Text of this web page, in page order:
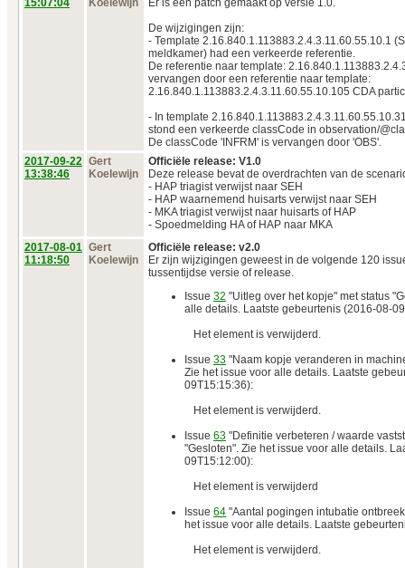
15:07:04 Koelewijn
Er is een patch gemaakt op versie 1.0.
De wijzigingen zijn:
- Template 2.16.840.1.113883.2.4.3.11.60.55.10.1
meldkamer) had een verkeerde referentie.
De referentie naar template:
vervangen door een referentie naar template:
2.16.840.1.113883.2.4.3.11.60.55.10.105 CDA
- In template
stond een verkeerde classCode in observation/
De classCode 'INFRM' is vervangen door 'OBS'.
2017‑09‑22
13:38:46
Gert
Koelewijn
Officiële release: V1.0
Deze release bevat de overdrachten van de
- HAP triagist verwijst naar SEH
- HAP waarnemend huisarts verwijst naar SEH
- MKA triagist verwijst naar huisarts of HAP
- Spoedmelding HA of HAP naar MKA
2017‑08‑01
11:18:50
Gert
Koelewijn
Officiële release: v2.0
Er zijn wijzigingen geweest in de volgende 120
tussentijdse versie of release.
Issue 32 "Uitleg over het kopje" met status
alle details. Laatste gebeurtenis (2016-08-
Het element is verwijderd.
Issue 33 "Naam kopje veranderen in
Zie het issue voor alle details. Laatste
09T15:15:36):
Het element is verwijderd.
Issue 63 "Definitie verbeteren / waarde
"Gesloten". Zie het issue voor alle details.
09T15:12:00):
Het element is verwijderd
Issue 64 "Aantal pogingen intubatie
het issue voor alle details. Laatste
Het element is verwijderd.